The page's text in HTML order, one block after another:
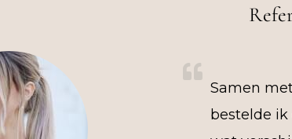
Samen
bestelde